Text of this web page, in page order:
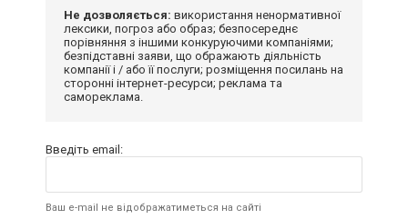
Не дозволяється: використання ненормативної
лексики, погроз або образ; безпосереднє
порівняння з іншими конкуруючими компаніями;
безпідставні заяви, що ображають діяльність
компанії і / або її послуги; розміщення посилань на
сторонні інтернет-ресурси; реклама та
самореклама.
Введіть email:
Ваш e-mail не відображатиметься на сайті